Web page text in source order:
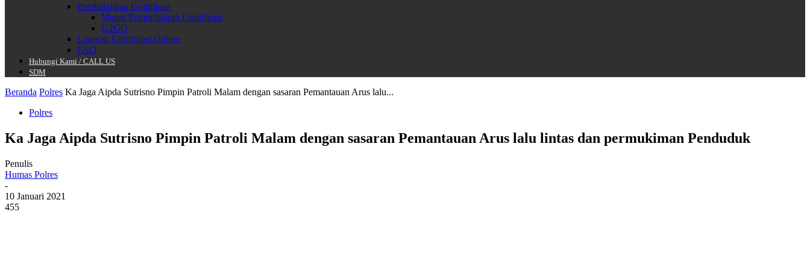
Pembelajaran Gratifikasi
Materi Pembelajaran Gratifikasi
G2GO
Laporan Gratifikasi Online
FAQ
Hubungi Kami / CALL US
SDM
Beranda Polres Ka Jaga Aipda Sutrisno Pimpin Patroli Malam dengan sasaran Pemantauan Arus lalu...
Polres
Ka Jaga Aipda Sutrisno Pimpin Patroli Malam dengan sasaran Pemantauan Arus lalu lintas dan permukiman Penduduk
Penulis
Humas Polres
-
10 Januari 2021
455